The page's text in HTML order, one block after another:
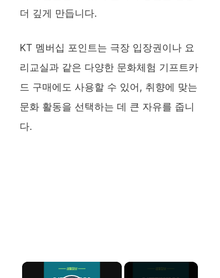
더 깊게 만듭니다.
KT 멤버십 포인트는 극장 입장권이나 요
리교실과 같은 다양한 문화체험 기프트카
드 구매에도 사용할 수 있어, 취향에 맞는
문화 활동을 선택하는 데 큰 자유를 줍니
다.
×